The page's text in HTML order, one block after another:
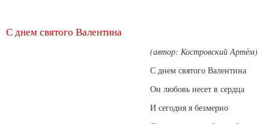
С днем святого Валентина
(автор: Костровский Артём)
С днем святого Валентина
Он любовь несет в сердца
И сегодня я безмерно